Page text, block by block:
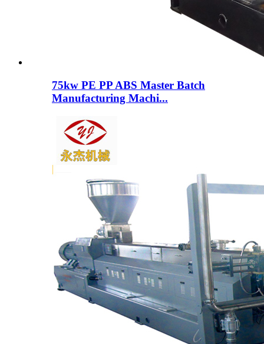
75kw PE PP ABS Master Batch
Manufacturing Machi...